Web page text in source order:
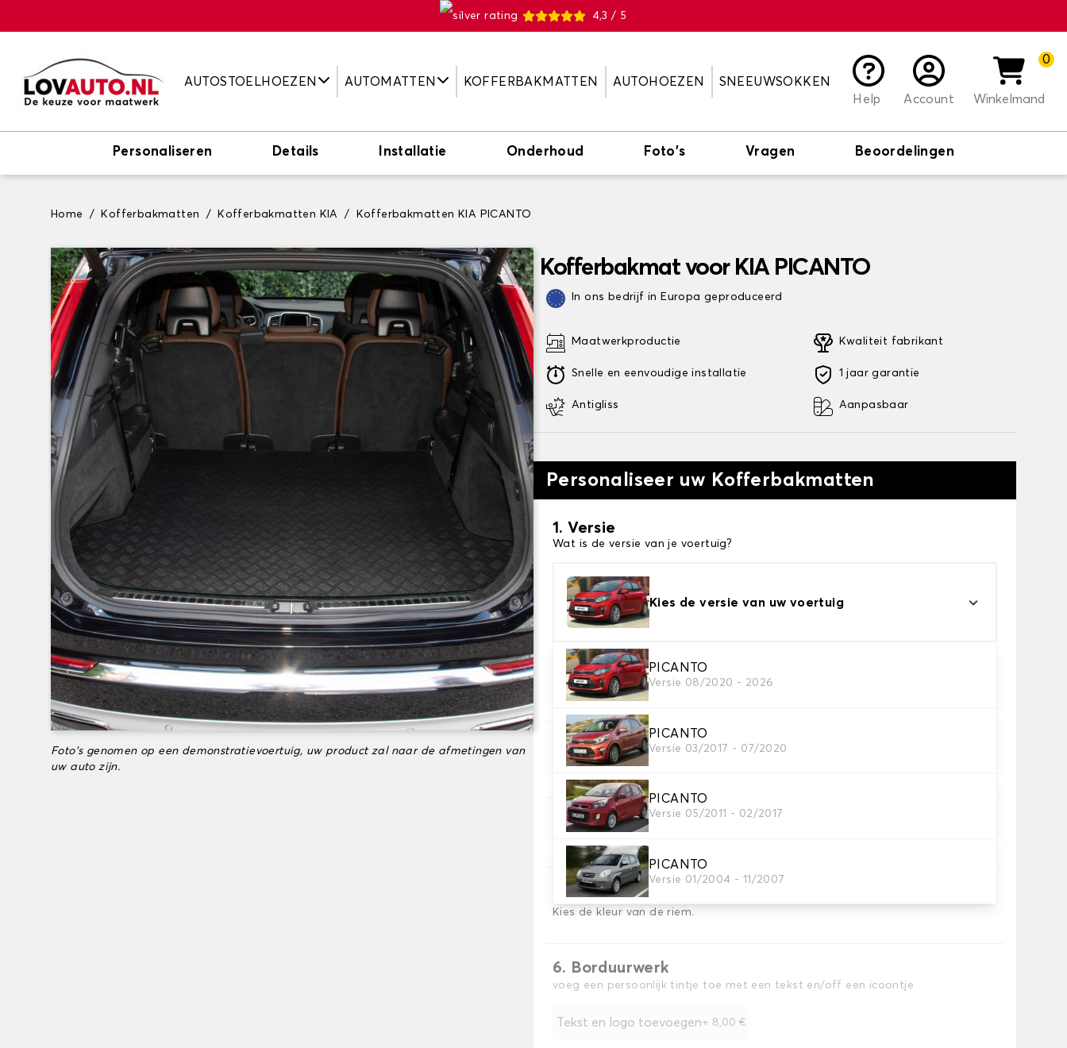
4,3 / 5
AUTOSTOELHOEZEN AUTOMATTEN KOFFERBAKMATTEN AUTOHOEZEN
SNEEUWSOKKEN
Help
Account
0
Winkelmand
Personaliseren Details Installatie Onderhoud Foto's Vragen Beoordelingen
Home Kofferbakmatten Kofferbakmatten KIA Kofferbakmatten KIA PICANTO
Foto's genomen op een demonstratievoertuig, uw product zal naar de afmetingen van
uw auto zijn.
Kofferbakmat voor KIA PICANTO
In ons bedrijf in Europa geproduceerd
Maatwerkproductie
Snelle en eenvoudige installatie
Antigliss
Kwaliteit fabrikant
1 jaar garantie
Aanpasbaar
Personaliseer uw Kofferbakmatten
1. Versie
Wat is de versie van je voertuig?
Kies de versie van uw voertuig
PICANTO
Versie 08/2020 - 2026
PICANTO
Versie 03/2017 - 07/2020
PICANTO
Versie 05/2011 - 02/2017
PICANTO
Versie 01/2004 - 11/2007
2. Materiaal
Kies het materiaal van uw kofferbakmat
3. Tapijt kleuren
Kies de kleur van je tapijt kofferruimte.
4. Materiaal riem
5. Kleur koord
Kies de kleur van de riem.
6. Borduurwerk
voeg een persoonlijk tintje toe met een tekst en/off een icoontje
Tekst en logo toevoegen+ 8,00 €